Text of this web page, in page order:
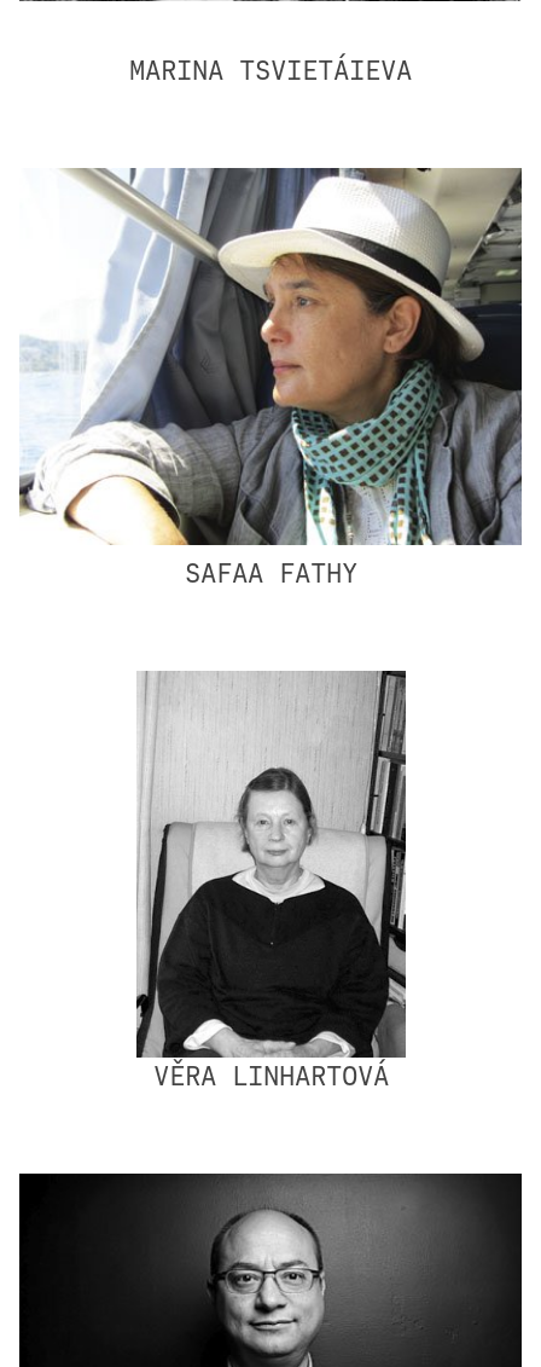
MARINA TSVIETÁIEVA
SAFAA FATHY
VĚRA LINHARTOVÁ